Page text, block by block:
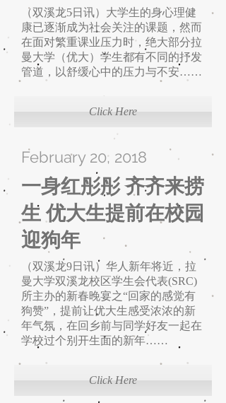
（双溪龙5日讯）大学生的身心理健
康已逐渐成为社会关注的课题，然而
在面对繁重课业压力时，绝大部分拉
曼大学（优大）学生都有不同的抒发
管道，以舒缓心中的压力与不安……
Click Here
February 20, 2018
一身红彤彤 齐齐来捞
生 ​优大生提前在校园
迎狗年
（双溪龙9日讯）华人新年将近，拉
曼大学双溪龙校区学生会代表(SRC)
所主办的新春晚宴之“回家的感觉有
狗赞”，提前让优大生感受浓浓的新
年气氛，在回乡前与同学好友一起在
学校过个别开生面的新年……
Click Here